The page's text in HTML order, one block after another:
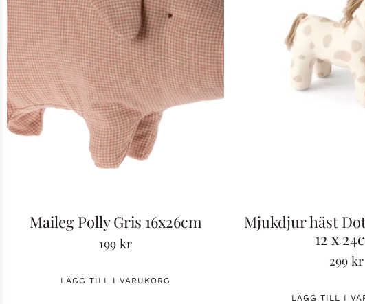
Maileg Polly Gris 16x26cm
199 kr
LÄGG TILL I VARUKORG
Mjukdjur häst
12 x
299 kr
LÄGG TILL I